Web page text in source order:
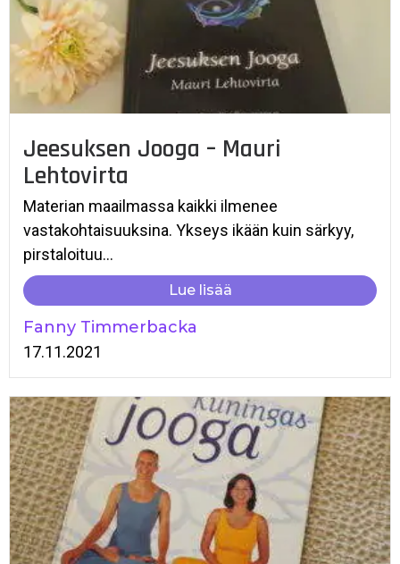
Jeesuksen Jooga – Mauri
Lehtovirta
Materian maailmassa kaikki ilmenee
vastakohtaisuuksina. Ykseys ikään kuin särkyy,
pirstaloituu...
Lue lisää
Fanny Timmerbacka
17.11.2021